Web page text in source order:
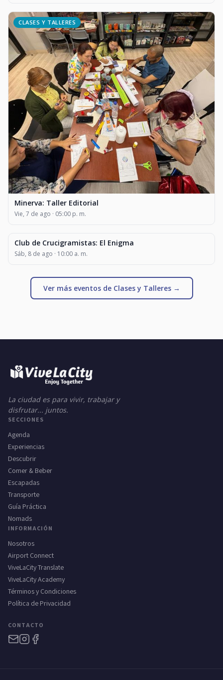
CLASES Y TALLERES
Minerva: Taller Editorial
Vie, 7 de ago · 05:00 p. m.
CLASES Y TALLERES
Club de Crucigramistas: El Enigma
Sáb, 8 de ago · 10:00 a. m.
Ver más eventos de Clases y Talleres →
La ciudad es para vivir, trabajar y
disfrutar... juntos.
SECCIONES
Agenda
Experiencias
Descubrir
Comer & Beber
Escapadas
Transporte
Guía Práctica
Nomads
INFORMACIÓN
Nosotros
Airport Connect
ViveLaCity Translate
ViveLaCity Academy
Términos y Condiciones
Política de Privacidad
CONTACTO